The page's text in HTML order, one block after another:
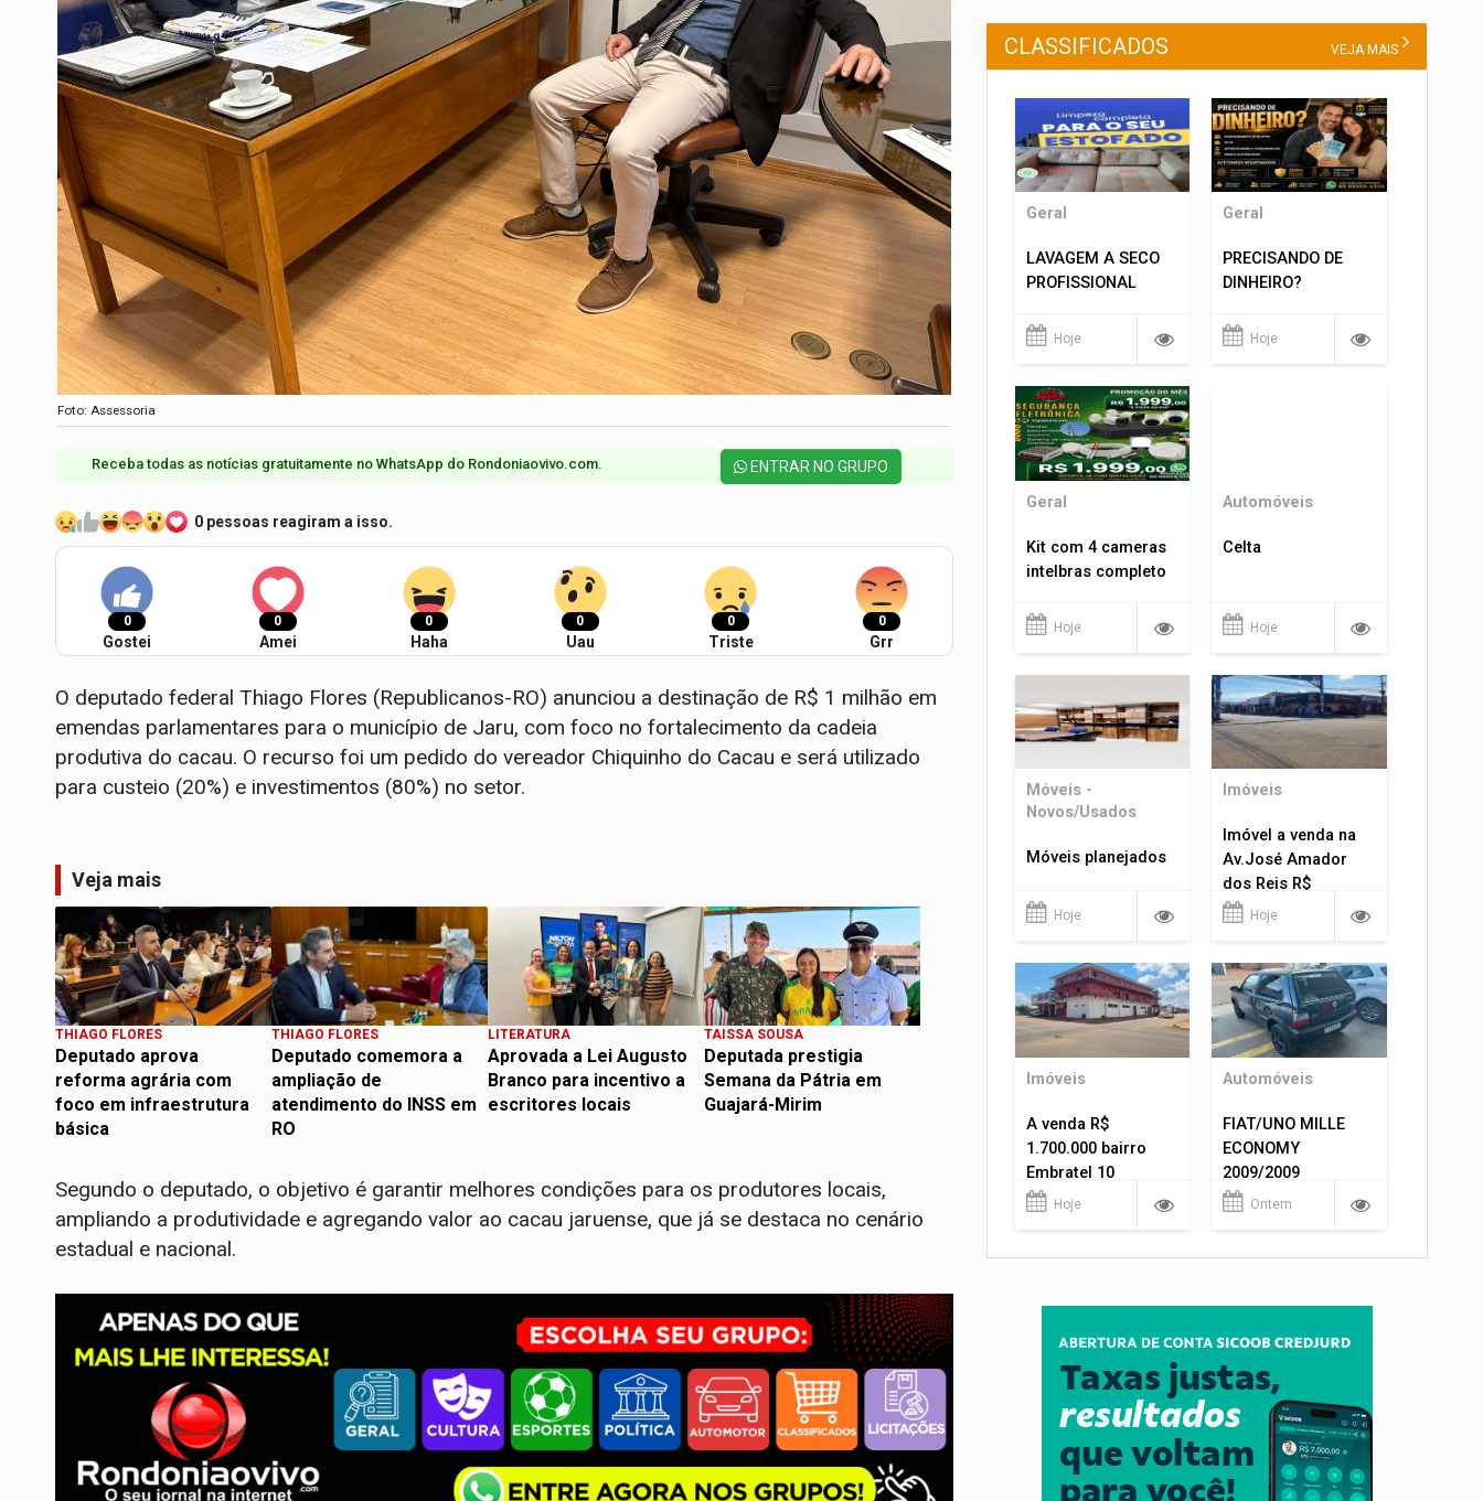
Foto: Assessoria
Receba todas as notícias gratuitamente no WhatsApp do Rondoniaovivo.com.​ ENTRAR NO GRUPO
0 pessoas reagiram a isso.
0
Gostei
0
Amei
0
Haha
0
Uau
0
Triste
0
Grr
O deputado federal Thiago Flores (Republicanos-RO) anunciou a destinação de R$ 1 milhão em
emendas parlamentares para o município de Jaru, com foco no fortalecimento da cadeia
produtiva do cacau. O recurso foi um pedido do vereador Chiquinho do Cacau e será utilizado
para custeio (20%) e investimentos (80%) no setor.
Veja mais
THIAGO FLORES
Deputado aprova
reforma agrária com
foco em infraestrutura
básica
THIAGO FLORES
Deputado comemora a
ampliação de
atendimento do INSS em
RO
LITERATURA
Aprovada a Lei Augusto
Branco para incentivo a
escritores locais
TAISSA SOUSA
Deputada prestigia
Semana da Pátria em
Guajará-Mirim
Segundo o deputado, o objetivo é garantir melhores condições para os produtores locais,
ampliando a produtividade e agregando valor ao cacau jaruense, que já se destaca no cenário
estadual e nacional.
CLASSIFICADOS VEJA MAIS
Geral
LAVAGEM A SECO
PROFISSIONAL
Hoje
Geral
PRECISANDO DE
DINHEIRO?
Hoje
Geral
Kit com 4 cameras
intelbras completo
Hoje
Automóveis
Celta
Hoje
Móveis -
Novos/Usados
Móveis planejados
Hoje
Imóveis
Imóvel a venda na
Av.José Amador
dos Reis R$
1.400.000
Hoje
Imóveis
A venda R$
1.700.000 bairro
Embratel 10
apartamentos!
Hoje
Automóveis
FIAT/UNO MILLE
ECONOMY
2009/2009
Ontem